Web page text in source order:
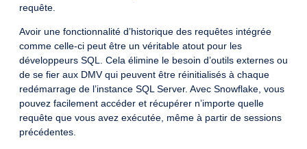
requête.
Avoir une fonctionnalité d’historique des requêtes intégrée
comme celle-ci peut être un véritable atout pour les
développeurs SQL. Cela élimine le besoin d’outils externes ou
de se fier aux DMV qui peuvent être réinitialisés à chaque
redémarrage de l’instance SQL Server. Avec Snowflake, vous
pouvez facilement accéder et récupérer n’importe quelle
requête que vous avez exécutée, même à partir de sessions
précédentes.